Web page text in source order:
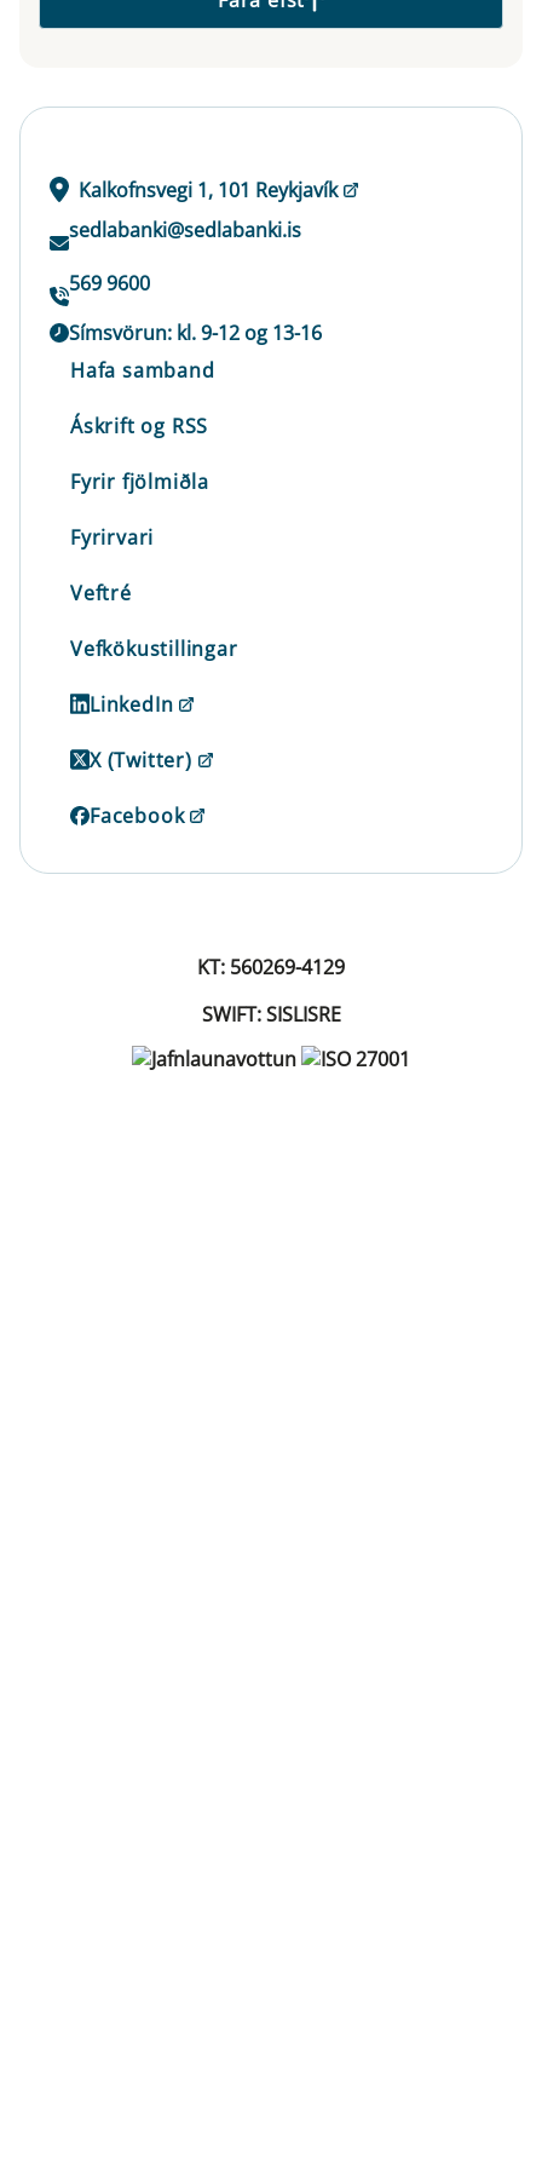
Kalkofnsvegi 1, 101 Reykjavík
sedlabanki@sedlabanki.is
569 9600
Símsvörun: kl. 9-12 og 13-16
Hafa samband
Áskrift og RSS
Fyrir fjölmiðla
Fyrirvari
Veftré
Vefkökustillingar
LinkedIn
X (Twitter)
Facebook
KT: 560269-4129
SWIFT: SISLISRE